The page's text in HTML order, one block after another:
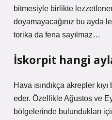
bitmesiyle birlikte
doyamayacağınız bu ayda
torika da fena sayılmaz…
İskorpit hangi
Hava ısındıkça akrepler
eder. Özellikle Ağustos ve
bölgelerinde bulundukları